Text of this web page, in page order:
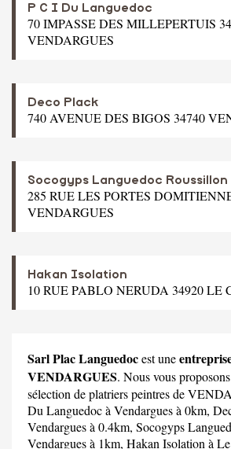
P C I Du Languedoc
70 IMPASSE DES MILLEPERTUIS
VENDARGUES
Deco Plack
740 AVENUE DES BIGOS 34740
Socogyps Languedoc Roussillon
285 RUE LES PORTES
VENDARGUES
Hakan Isolation
10 RUE PABLO NERUDA 34920 LE
Sarl Plac Languedocest une
VENDARGUES. Nous vous
sélection de platriers peintres de
Du Languedocà Vendargues à 0km,
Vendargues à 0.4km, Socogyps
Vendargues à 1km, Hakan Isolation à